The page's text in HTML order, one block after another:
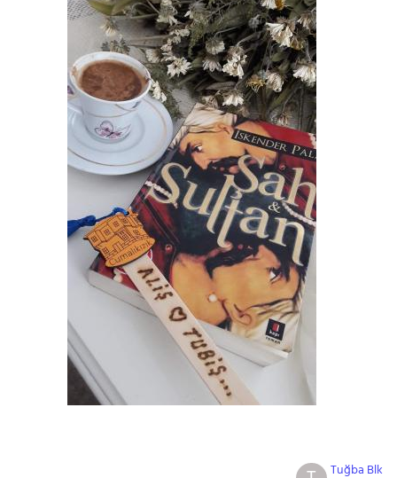
Tuğba Blk